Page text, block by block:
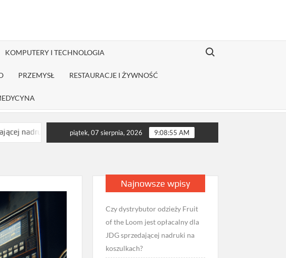
KOMPUTERY I TECHNOLOGIA
PRZEMYSŁ RESTAURACJE I ŻYWNOŚĆ
Search for:
Jakie badania wykonać przed wizytą u androloga w Milanówku?
piątek, 07 sierpnia, 2026 9:08:57 AM
Najnowsze wpisy
Czy dystrybutor odzieży Fruit
of the Loom jest opłacalny dla
JDG sprzedającej nadruki na
koszulkach?